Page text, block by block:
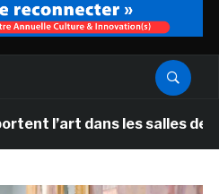
dans les salles de classe